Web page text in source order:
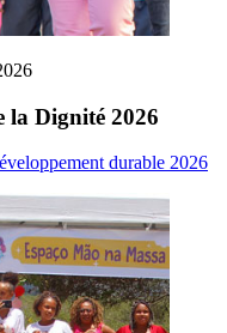
la Dignité 2026
durable 2026